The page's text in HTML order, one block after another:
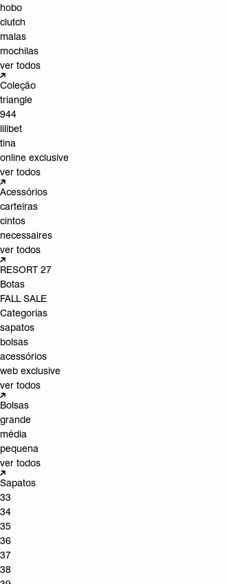
hobo
clutch
malas
mochilas
ver todos
Coleção
triangle
944
lilibet
tina
online exclusive
ver todos
Acessórios
carteiras
cintos
necessaires
ver todos
RESORT 27
Botas
FALL SALE
Categorias
sapatos
bolsas
acessórios
web exclusive
ver todos
Bolsas
grande
média
pequena
ver todos
Sapatos
33
34
35
36
37
38